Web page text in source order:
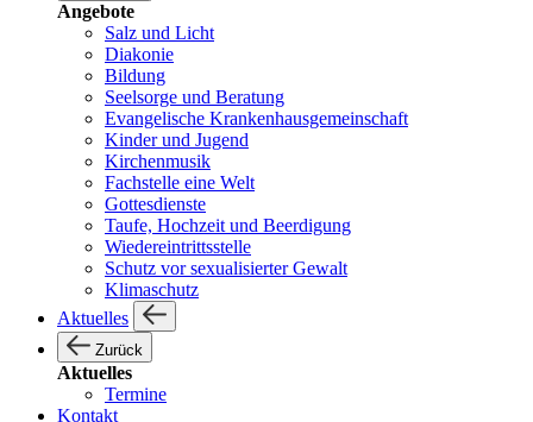
Angebote
Salz und Licht
Diakonie
Bildung
Seelsorge und Beratung
Evangelische Krankenhausgemeinschaft
Kinder und Jugend
Kirchenmusik
Fachstelle eine Welt
Gottesdienste
Taufe, Hochzeit und Beerdigung
Wiedereintrittsstelle
Schutz vor sexualisierter Gewalt
Klimaschutz
Aktuelles
Zurück
Aktuelles
Termine
Kontakt